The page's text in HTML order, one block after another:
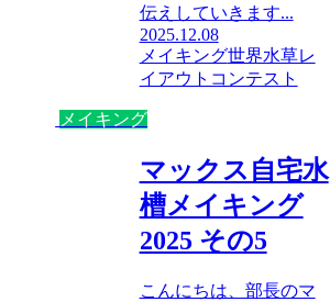
伝えしていきます...
2025.12.08
メイキング世界水草レ
イアウトコンテスト
メイキング
マックス自宅水
槽メイキング
2025 その5
こんにちは、部長のマ